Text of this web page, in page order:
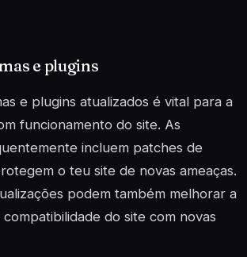
e plugins
e plugins atualizados é vital para a
funcionamento do site. As
incluem patches de
o teu site de novas ameaças.
podem também melhorar a
do site com novas